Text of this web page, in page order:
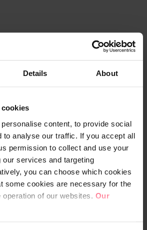
Details About
content, to provide social
to analyse our traffic. If you accept all
permission to collect and use your
our services and targeting
you can choose which cookies
some cookies are necessary for the
operation of our websites. Our
älykkään
luotettu kumppani.
ja
autamme
älykkään liiketoiminnan